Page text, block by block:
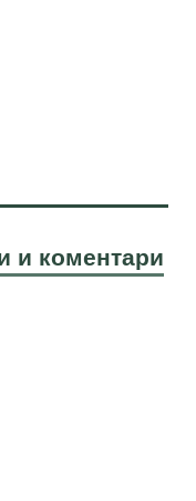
и коментари